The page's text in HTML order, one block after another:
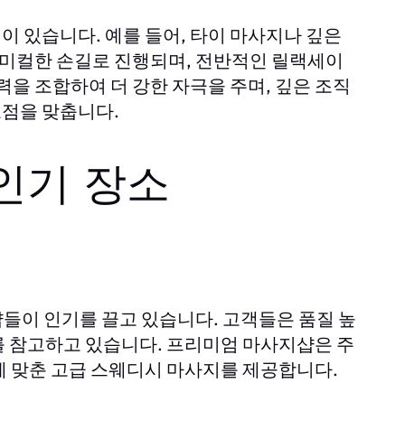
있습니다. 예를 들어, 타이 마사지나 깊은
컬한 손길로 진행되며, 전반적인 릴랙세이
조합하여 더 강한 자극을 주며, 깊은 조직
을 맞춥니다.
기 장소
이 인기를 끌고 있습니다. 고객들은 품질 높
고하고 있습니다. 프리미엄 마사지샵은 주
춘 고급 스웨디시 마사지를 제공합니다.